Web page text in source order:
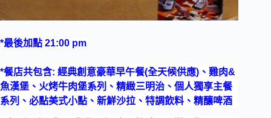
*最後加點 21:00 pm
*餐店共包含: 經典創意豪華早午餐(全天候供應)、雞肉&
魚漢堡、火烤牛肉堡系列、精緻三明治、個人獨享主餐
系列、必點美式小點、新鮮沙拉、特調飲料、精釀啤酒